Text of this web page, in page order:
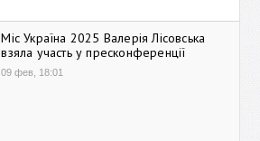
Міс Україна 2025 Валерія Лісовська
взяла участь у пресконференції
09 фев, 18:01